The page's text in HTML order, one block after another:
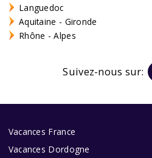
Languedoc
Aquitaine - Gironde
Rhône - Alpes
Suivez-nous sur:
Vacances France
Vacances Dordogne